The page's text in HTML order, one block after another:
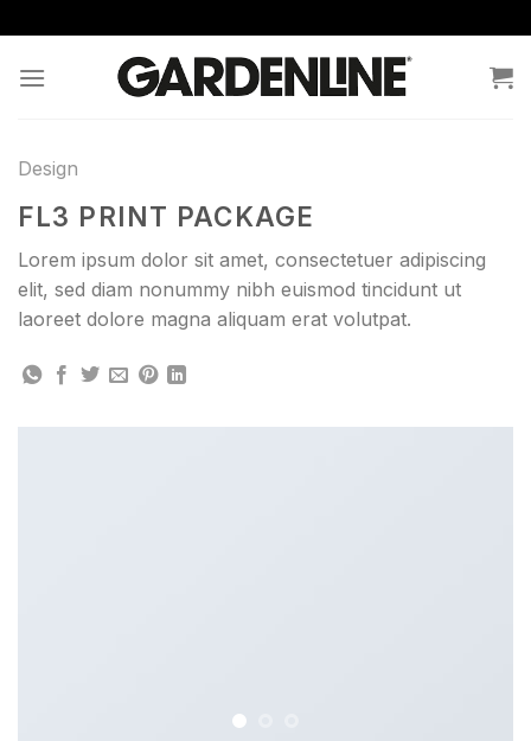
to
content
Design
FL3 PRINT PACKAGE
Lorem ipsum dolor sit amet, consectetuer adipiscing
elit, sed diam nonummy nibh euismod tincidunt ut
laoreet dolore magna aliquam erat volutpat.